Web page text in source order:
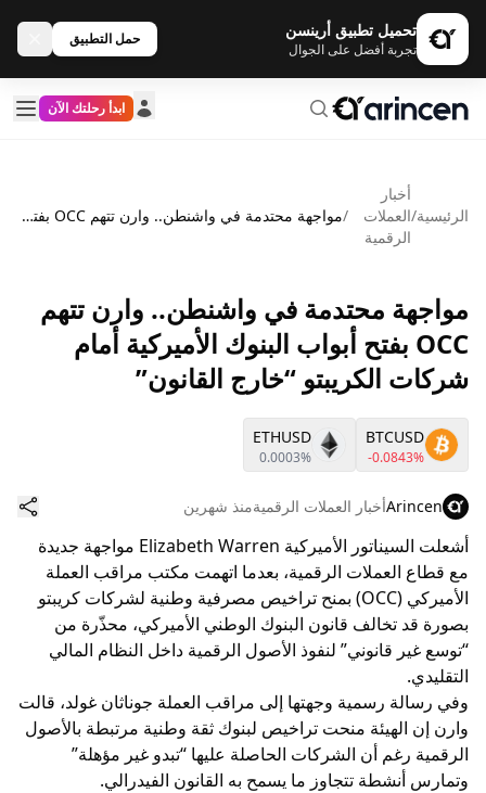
تحميل تطبيق أرينسن
تجربة أفضل على الجوال
حمل التطبيق
ابدأ رحلتك الآن
الرئيسية/
أخبار
العملات
الرقمية
/ مواجهة محتدمة في واشنطن.. وارن تتهم OCC بفتح أبواب البنوك الأميركية أمام شركات الكريبتو “خارج القانون”
مواجهة محتدمة في واشنطن.. وارن تتهم
OCC بفتح أبواب البنوك الأميركية أمام
شركات الكريبتو “خارج القانون”
BTCUSD
-0.0843%
ETHUSD
0.0003%
Arincenأخبار العملات الرقميةمنذ شهرين
أشعلت السيناتور الأميركية Elizabeth Warren مواجهة جديدة
مع قطاع العملات الرقمية، بعدما اتهمت مكتب مراقب العملة
الأميركي (OCC) بمنح تراخيص مصرفية وطنية لشركات كريبتو
بصورة قد تخالف قانون البنوك الوطني الأميركي، محذّرة من
“توسع غير قانوني” لنفوذ الأصول الرقمية داخل النظام المالي
التقليدي.
وفي رسالة رسمية وجهتها إلى مراقب العملة جوناثان غولد، قالت
وارن إن الهيئة منحت تراخيص لبنوك ثقة وطنية مرتبطة بالأصول
الرقمية رغم أن الشركات الحاصلة عليها “تبدو غير مؤهلة”
وتمارس أنشطة تتجاوز ما يسمح به القانون الفيدرالي.